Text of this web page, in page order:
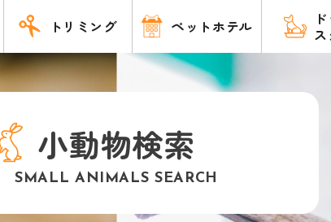
トリミング ペットホテル
小動物検索
SMALL ANIMALS SEARCH